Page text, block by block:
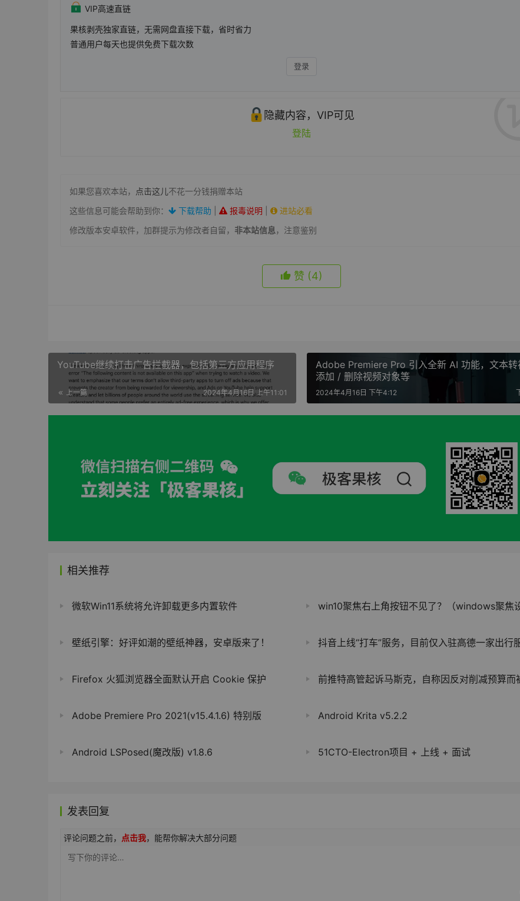
VIP高速直链
果核剥壳独家直链，无需网盘直接下载，省时省力
普通用户每天也提供免费下载次数
登录
隐藏内容，VIP可见
登陆
如果您喜欢本站， 点击这儿不花一分钱捐赠本站
这些信息可能会帮助到你：
下载帮助 报毒说明
进站必看
修改版本安卓软件，加群提示为修改者自留， 非本站信息，注意鉴别
赞 (4)
YouTube继续打击广告拦截器，包括第三方应用程序
上一篇 2024年4月16日 上午11:01
Adobe Premiere Pro 引入全新 AI 功能，文本转
添加 / 删除视频对象等
2024年4月16日 下午4:12
相关推荐
微软Win11系统将允许卸载更多内置软件 win10聚焦右上角按钮不见了？（windows聚焦设置为桌
壁纸引擎：好评如潮的壁纸神器，安卓版来了！ 抖音上线“打车”服务，目前仅入驻高德一家出行
Firefox 火狐浏览器全面默认开启 Cookie 保护 前推特高管起诉马斯克，自称因反对削减预算而被
Adobe Premiere Pro 2021(v15.4.1.6) 特别版 Android Krita v5.2.2
Android LSPosed(魔改版) v1.8.6 51CTO-Electron项目 + 上线 + 面试
发表回复
评论问题之前， 点击我，能帮你解决大部分问题